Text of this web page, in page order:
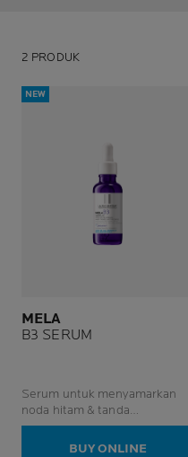
2 PRODUK
NEW
MELA
B3 SERUM
Serum untuk menyamarkan
noda hitam & tanda
hiperpigmentasi.
BUY ONLINE